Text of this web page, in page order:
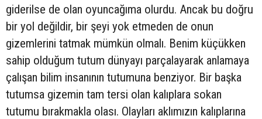
giderilse de olan oyuncağıma olurdu. Ancak bu doğru
bir yol değildir, bir şeyi yok etmeden de onun
gizemlerini tatmak mümkün olmalı. Benim küçükken
sahip olduğum tutum dünyayı parçalayarak anlamaya
çalışan bilim insanının tutumuna benziyor. Bir başka
tutumsa gizemin tam tersi olan kalıplara sokan
tutumu bırakmakla olası. Olayları aklımızın kalıplarına